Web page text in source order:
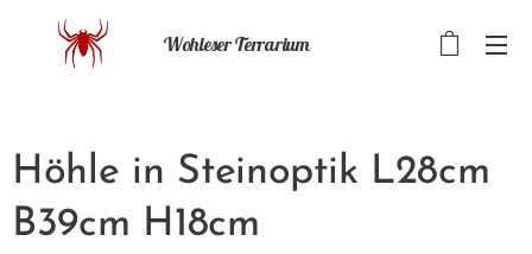
Wohleser Terrarium
Höhle in Steinoptik L28cm
B39cm H18cm